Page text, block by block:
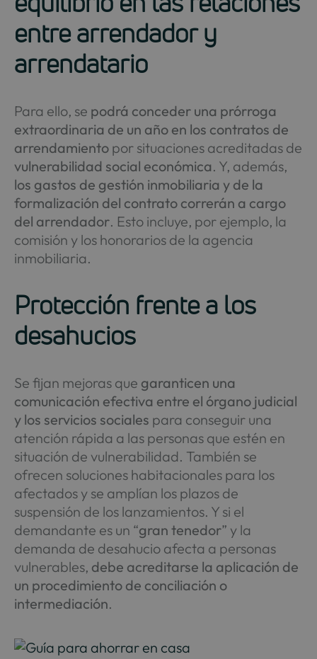
entre arrendador y
arrendatario
Para ello, se podrá conceder una prórroga
extraordinaria de un año en los contratos de
arrendamientopor situaciones acreditadas de
vulnerabilidad social económica. Y, además,
los gastos de gestión inmobiliaria y de la
formalización del contrato correrán a cargo
del arrendador. Esto incluye, por ejemplo, la
comisión y los honorarios de la agencia
inmobiliaria.
Protección frente a los
desahucios
Se fijan mejoras que garanticen una
comunicación efectiva entre el órgano judicial
y los servicios sociales para conseguir una
atención rápida a las personas que estén en
situación de vulnerabilidad. También se
ofrecen soluciones habitacionales para los
afectados y se amplían los plazos de
suspensión de los lanzamientos. Y si el
demandante es un “gran tenedor” y la
demanda de desahucio afecta a personas
vulnerables, debe acreditarse la aplicación de
un procedimiento de conciliación o
intermediación.